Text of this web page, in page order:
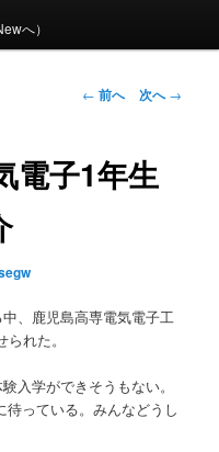
へ）
投
ビ
ゲ
← 前へ 次へ→
電子1年生
、鹿児島高専電気電子工
れた。
入学ができそうもない。
っている。みんなどうし